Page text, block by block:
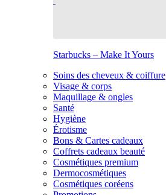
Starbucks – Make It Yours
Soins des cheveux & coiffure
Visage & corps
Maquillage & ongles
Santé
Hygiène
Érotisme
Bons & Cartes cadeaux
Coffrets cadeaux beauté
Cosmétiques premium
Dermocosmétiques
Cosmétiques coréens